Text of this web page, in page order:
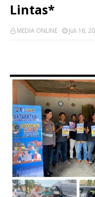
Lintas*
MEDIA ONLINE Juli 16,